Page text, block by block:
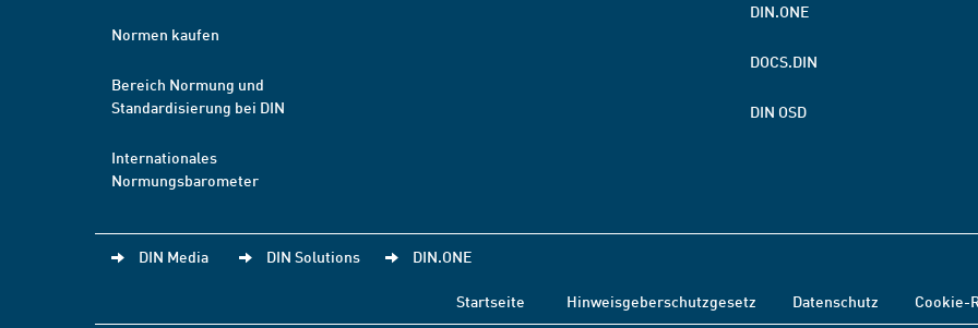
Normen kaufen
Bereich Normung und
Standardisierung bei DIN
Internationales
Normungsbarometer
DIN.ONE
DOCS.DIN
DIN OSD
DIN Media DIN Solutions DIN.ONE
Startseite Hinweisgeberschutzgesetz Datenschutz Cookie-